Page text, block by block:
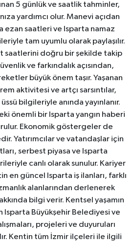
5 günlük ve saatlik tahminler,
yardımcı olur. Manevi açıdan
ezan saatleri ve Isparta namaz
tam uyumlu olarak paylaşılır.
saatlerini doğru bir şekilde takip
ve farkındalık açısından,
büyük önem taşır. Yaşanan
aktivitesi ve artçı sarsıntılar,
bilgileriyle anında yayınlanır.
önemli bir Isparta yangın haberi
Ekonomik göstergeler de
Yatırımcılar ve vatandaşlar için
serbest piyasa ve Isparta
canlı olarak sunulur. Kariyer
en güncel Isparta iş ilanları, farklı
alanlarından derlenerek
bilgi verir. Kentsel yaşamın
Isparta Büyükşehir Belediyesi ve
projeleri ve duyuruları
Kentin tüm İzmir ilçeleri ile ilgili